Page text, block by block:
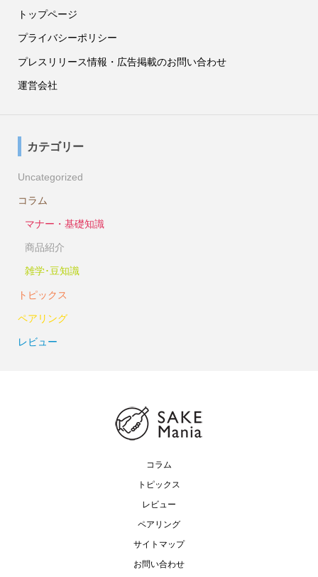
トップページ
プライバシーポリシー
プレスリリース情報・広告掲載のお問い合わせ
運営会社
カテゴリー
Uncategorized
コラム
マナー・基礎知識
商品紹介
雑学･豆知識
トピックス
ペアリング
レビュー
コラム
トピックス
レビュー
ペアリング
サイトマップ
お問い合わせ